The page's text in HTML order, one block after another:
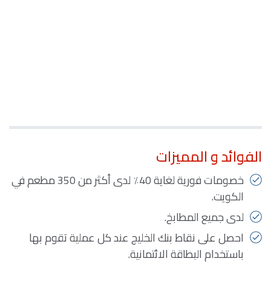
الفوائد و المميزات
خصومات فورية لغاية 40٪ لدى أكثر من 350 مطعم في
الكويت.
لدى جميع المطابخ.
احصل على نقاط بنك الخليج عند كل عملية تقوم بها
باستخدام البطاقة الائتمانية.